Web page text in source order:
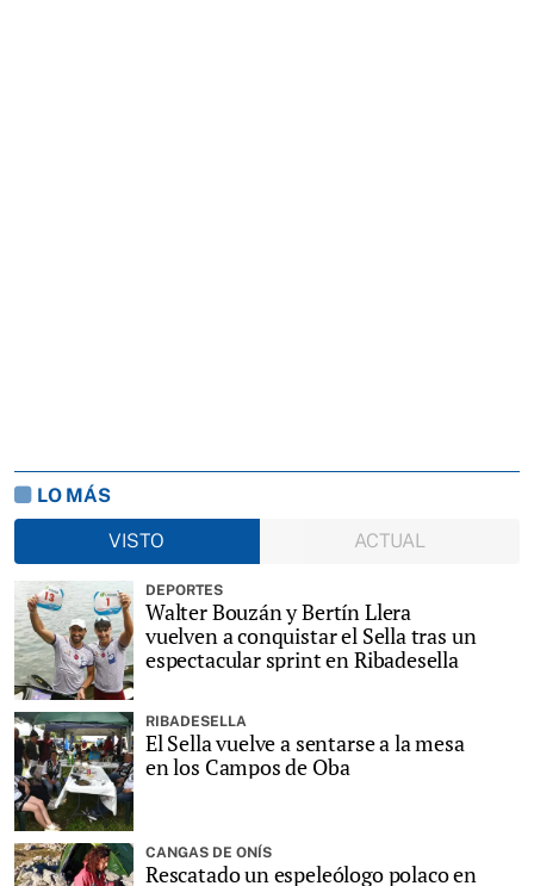
LO MÁS
VISTO
ACTUAL
DEPORTES
Walter Bouzán y Bertín Llera
vuelven a conquistar el Sella tras un
espectacular sprint en Ribadesella
RIBADESELLA
El Sella vuelve a sentarse a la mesa
en los Campos de Oba
CANGAS DE ONÍS
Rescatado un espeleólogo polaco en